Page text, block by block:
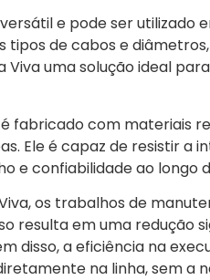
e pode ser utilizado
de cabos e
Viva uma solução ideal
fabricado com materiais
Ele é capaz de resistir a
e confiabilidade ao longo
os trabalhos de
resulta em uma redução
disso, a eficiência na
na linha, sem a